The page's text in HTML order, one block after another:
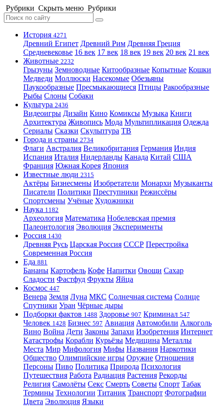
Рубрики Скрыть меню Рубрики
История 4271
Древний Египет Древний Рим Древняя Греция
Средневековье 16 век 17 век 18 век 19 век 20 век 21 век
Животные 2232
Грызуны Земноводные Китообразные Копытные Кошки
Медведи Моллюски Насекомые Обезьяны
Паукообразные Пресмыкающиеся Птицы Ракообразные
Рыбы Слоны Собаки
Культура 2436
Видеоигры Дизайн Кино Комиксы Музыка Книги
Архитектура Живопись Мода Мультипликация Одежда
Сериалы Сказки Скульптура ТВ
Города и страны 2734
Флаги Австралия Великобритания Германия Индия
Испания Италия Нидерланды Канада Китай США
Франция Южная Корея Япония
Известные люди 2315
Актёры Бизнесмены Изобретатели Монархи Музыканты
Писатели Политики Преступники Режиссёры
Спортсмены Учёные Художники
Наука 1182
Археология Математика Нобелевская премия
Палеонтология Эволюция Эксперименты
Россия 1430
Древняя Русь Царская Россия СССР Перестройка
Современная Россия
Еда 881
Бананы Картофель Кофе Напитки Овощи Сахар
Сладости Фастфуд Фрукты Яйца
Космос 447
Венера Земля Луна МКС Солнечная система Солнце
Спутники Уран Чёрные дыры
Подборки фактов 1488 Здоровье 907 Криминал 547
Человек 1428 Бизнес 597 Авиация Автомобили Алкоголь
Вино Война Дети Законы Запахи Изобретения Интернет
Катастрофы Корабли Курьёзы Медицина Металлы
Места Мир Мифология Мифы Названия Наркотики
Общество Олимпийские игры Оружие Отношения
Персоны Пиво Политика Природа Психология
Путешествия Работа Радиация Растения Рекорды
Религия Самолёты Секс Смерть Советы Спорт Табак
Термины Технологии Титаник Транспорт Фотографии
Цвета Эволюция Языки